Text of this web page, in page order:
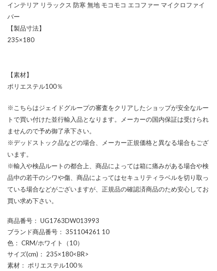
インテリア リラックス 防寒 無地 モコモコ エコファー マイクロファイ
バー
【製品寸法】
235×180
【素材】
ポリエステル100％
※こちらはジェイドグループの審査をクリアしたショップが安全なルー
トで買い付けた並行輸入品となります。メーカーの国内保証は受けられ
ませんので予め御了承下さい。
※デッドストック品などの場合、メーカー正規価格と異なる場合もござ
います。
※輸入や検品ルートの都合上、商品によっては箱に痛みがある場合や検
品中の若干のシワや傷、商品によってはセキュリティラベルを切り取っ
ている場合などがございますが、正規品の確認済商品のため安心してお
買い求め下さい。
商品番号 ： UG1763DW013993
ブランド商品番号 ： 351104261 10
色 ： CRM/ホワイト（10）
サイズ(cm) ： 235×180<BR>
素材 ： ポリエステル100％